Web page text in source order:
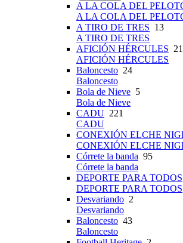
A LA COLA DEL
A LA COLA DEL
A TIRO DE TRES 13
A TIRO DE TRES
AFICIÓN HÉRCULES 21
AFICIÓN HÉRCULES
Baloncesto 24
Baloncesto
Bola de Nieve 5
Bola de Nieve
CADU 221
CADU
CONEXIÓN ELCHE
CONEXIÓN ELCHE
Córrete la banda 95
Córrete la banda
DEPORTE PARA TODOS
DEPORTE PARA TODOS
Desvariando 2
Desvariando
Baloncesto 43
Baloncesto